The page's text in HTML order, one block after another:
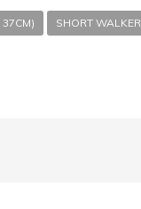
SHORT WALKER